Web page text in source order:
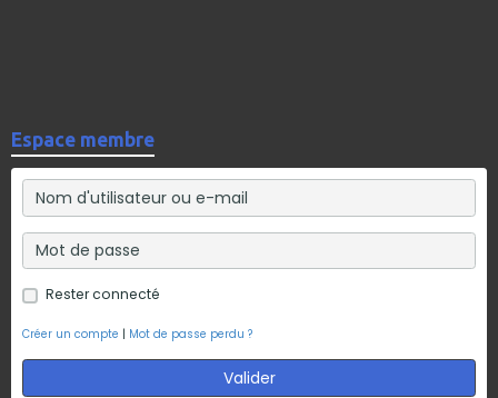
Espace membre
Rester connecté
Créer un compte Mot de passe perdu ?
Valider